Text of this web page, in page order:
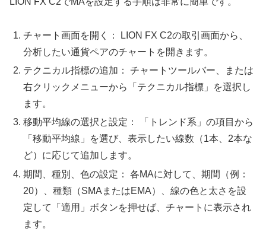
チャート画面を開く： LION FX C2の取引画面から、
分析したい通貨ペアのチャートを開きます。
テクニカル指標の追加： チャートツールバー、または
右クリックメニューから「テクニカル指標」を選択し
ます。
移動平均線の選択と設定： 「トレンド系」の項目から
「移動平均線」を選び、表示したい線数（1本、2本な
ど）に応じて追加します。
期間、種別、色の設定： 各MAに対して、期間（例：
20）、種類（SMAまたはEMA）、線の色と太さを設
定して「適用」ボタンを押せば、チャートに表示され
ます。